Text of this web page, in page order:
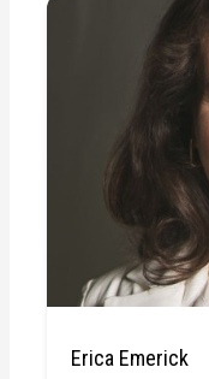
Erica Emerick